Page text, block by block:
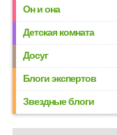
Он и она
Детская комната
Досуг
Блоги экспертов
Звездные блоги